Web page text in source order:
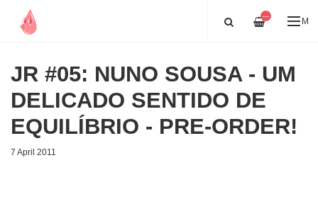
—
JR #05: NUNO SOUSA - UM
DELICADO SENTIDO DE
EQUILÍBRIO - PRE-ORDER!
7 April 2011